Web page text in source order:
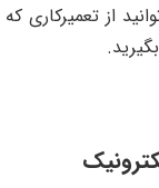
از تعمیرکاری